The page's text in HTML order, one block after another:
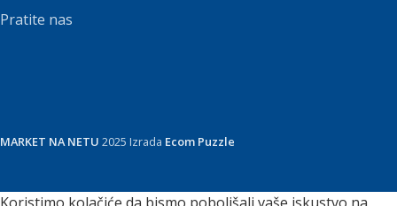
Pratite nas
MARKET NA NETU 2025 Izrada Ecom Puzzle